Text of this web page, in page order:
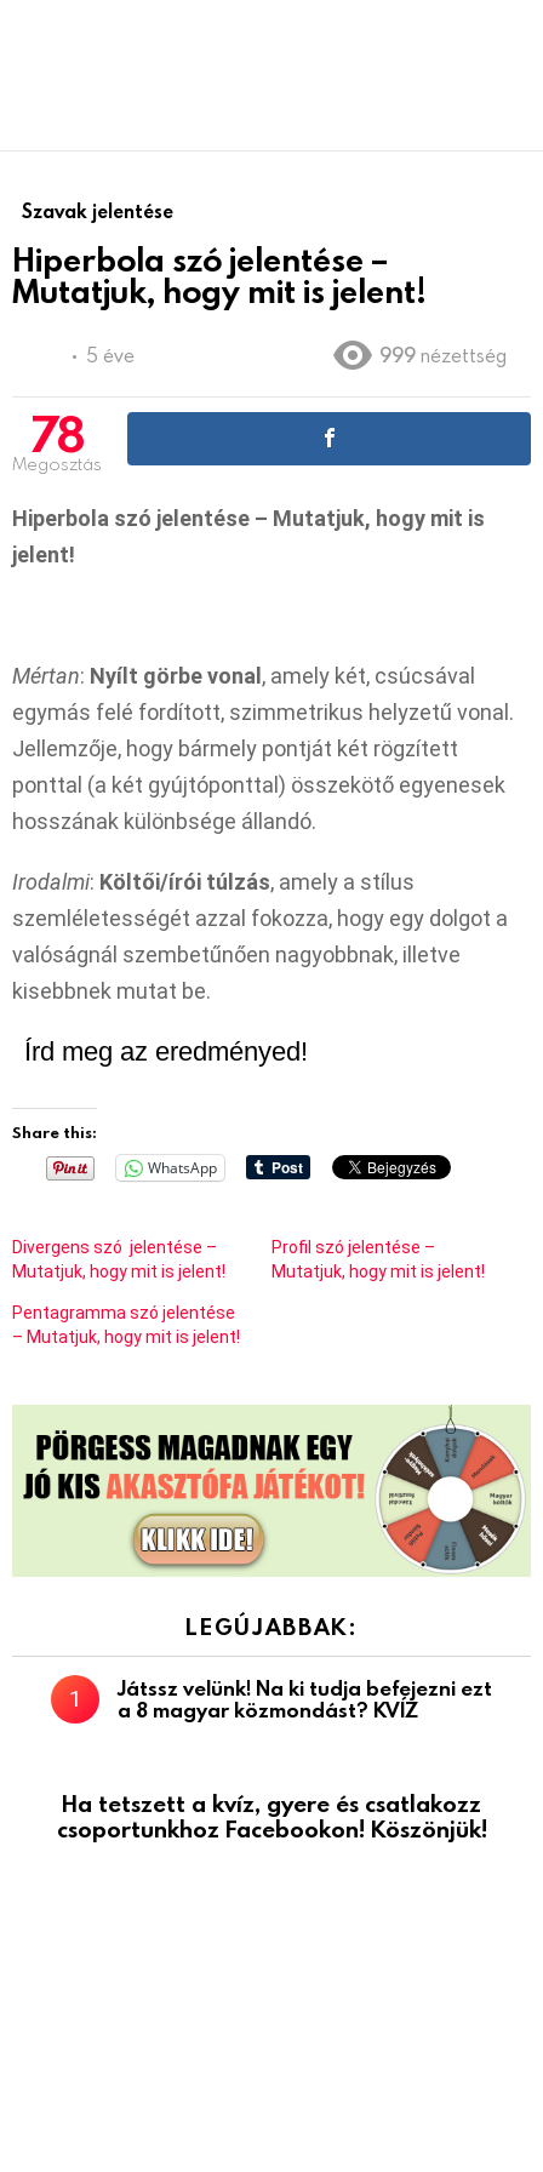
Szavak jelentése
Hiperbola szó jelentése –
Mutatjuk, hogy mit is jelent!
5 éve 999 nézettség
78
Megosztás
Hiperbola szó jelentése – Mutatjuk, hogy mit is
jelent!
Mértan: Nyílt görbe vonal, amely két, csúcsával
egymás felé fordított, szimmetrikus helyzetű vonal.
Jellemzője, hogy bármely pontját két rögzített
ponttal (a két gyújtóponttal) összekötő egyenesek
hosszának különbsége állandó.
Irodalmi: Költői/írói túlzás, amely a stílus
szemléletességét azzal fokozza, hogy egy dolgot a
valóságnál szembetűnően nagyobbnak, illetve
kisebbnek mutat be.
Írd meg az eredményed!
Share this:
WhatsApp
Divergens szó jelentése –
Mutatjuk, hogy mit is jelent!
Profil szó jelentése –
Mutatjuk, hogy mit is jelent!
Pentagramma szó jelentése
– Mutatjuk, hogy mit is jelent!
LEGÚJABBAK:
Játssz velünk! Na ki tudja befejezni ezt
a 8 magyar közmondást? KVÍZ
Ha tetszett a kvíz, gyere és csatlakozz
csoportunkhoz Facebookon! Köszönjük!